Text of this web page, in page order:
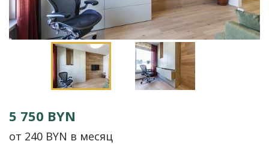
5 750 BYN
от 240 BYN в месяц